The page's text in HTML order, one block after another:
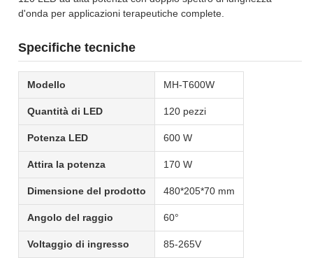
d'onda per applicazioni terapeutiche complete.
Specifiche tecniche
Modello MH-T600W
Quantità di LED 120 pezzi
Potenza LED 600 W
Attira la potenza 170 W
Dimensione del prodotto 480*205*70 mm
Angolo del raggio 60°
Voltaggio di ingresso 85-265V